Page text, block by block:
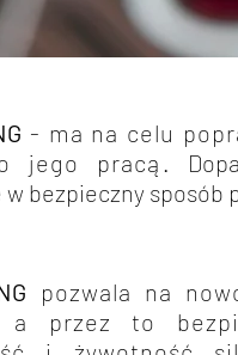
- ma na celu
jego pracą.
w bezpieczny
pozwala na
a przez to